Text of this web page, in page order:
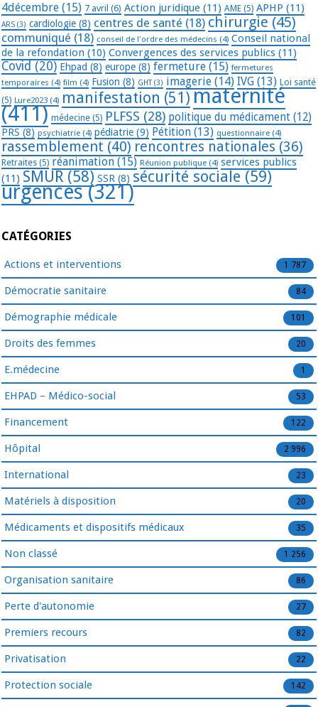
4décembre (15) 7 avril (6) Action juridique (11) AME (5) APHP (11)
ARS (3) cardiologie (8) centres de santé (18) chirurgie (45)
communiqué (18) conseil de l'ordre des médecins (4) Conseil national
de la refondation (10) Convergences des services publics (11)
Covid (20) Ehpad (8) europe (8) fermeture (15) fermetures
temporaires (4) film (4) Fusion (8) GHT(3) imagerie (14) IVG (13) Loi santé
(5) Lure2023 (4) manifestation (51) maternité
(411) médecine (5) PLFSS (28) politique du médicament (12)
PRS (8) psychiatrie (4) pédiatrie (9) Pétition (13) questionnaire (4)
rassemblement (40) rencontres nationales (36)
Retraites (5) réanimation (15) Réunion publique (4) services publics
(11) SMUR (58) SSR (8) sécurité sociale (59)
urgences(321)
CATÉGORIES
Actions et interventions 1 787
Démocratie sanitaire 84
Démographie médicale 101
Droits des femmes 20
E.médecine 1
EHPAD – Médico-social 53
Financement 122
Hôpital 2 996
International 23
Matériels à disposition 20
Médicaments et dispositifs médicaux 35
Non classé 1 256
Organisation sanitaire 86
Perte d'autonomie 27
Premiers recours 82
Privatisation 22
Protection sociale 142